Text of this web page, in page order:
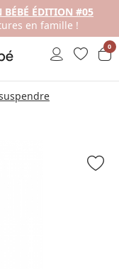
BÉBÉ ÉDITION #05
en famille !
0